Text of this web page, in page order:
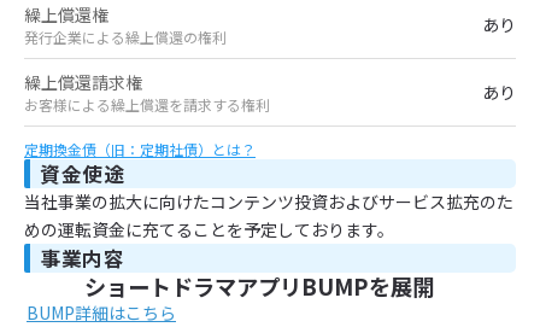
繰上償還権
発行企業による繰上償還の権利 あり
繰上償還請求権
お客様による繰上償還を請求する権利 あり
定期換金債（旧：定期社債）とは？
資金使途
当社事業の拡大に向けたコンテンツ投資およびサービス拡充のた
めの運転資金に充てることを予定しております。
事業内容
ショートドラマアプリBUMPを展開
BUMP詳細はこちら